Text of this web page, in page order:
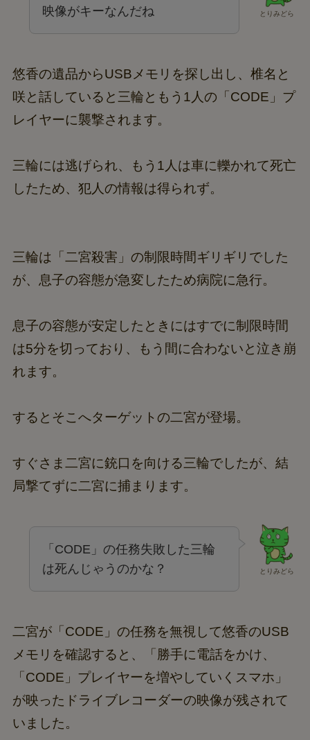
とりみどら
映像がキーなんだね
悠香の遺品からUSBメモリを探し出し、椎名と
咲と話していると三輪ともう1人の「CODE」プ
レイヤーに襲撃されます。
三輪には逃げられ、もう1人は車に轢かれて死亡
したため、犯人の情報は得られず。
三輪は「二宮殺害」の制限時間ギリギリでした
が、息子の容態が急変したため病院に急行。
息子の容態が安定したときにはすでに制限時間
は5分を切っており、もう間に合わないと泣き崩
れます。
するとそこへターゲットの二宮が登場。
すぐさま二宮に銃口を向ける三輪でしたが、結
局撃てずに二宮に捕まります。
とりみどら
「CODE」の任務失敗した三輪
は死んじゃうのかな？
二宮が「CODE」の任務を無視して悠香のUSB
メモリを確認すると、「勝手に電話をかけ、
「CODE」プレイヤーを増やしていくスマホ」
が映ったドライブレコーダーの映像が残されて
いました。